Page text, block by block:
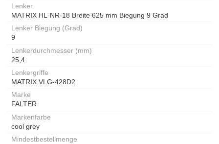
Lenker
MATRIX HL-NR-18 Breite 625 mm Biegung 9 Grad
Lenker Biegung (Grad)
9
Lenkerdurchmesser (mm)
25,4
Lenkergriffe
MATRIX VLG-428D2
Marke
FALTER
Markenfarbe
cool grey
Mindestbestellmenge